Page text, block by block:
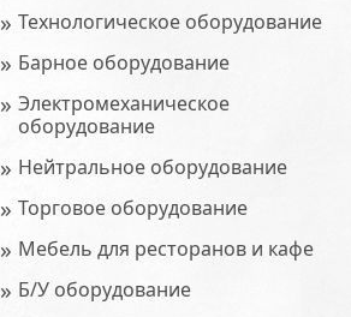
» Технологическое оборудование
» Барное оборудование
» Электромеханическое
оборудование
» Нейтральное оборудование
» Торговое оборудование
» Мебель для ресторанов и кафе
» Б/У оборудование